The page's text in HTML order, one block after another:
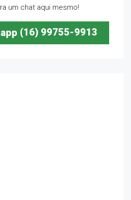
um chat aqui mesmo!
(16) 99755-9913